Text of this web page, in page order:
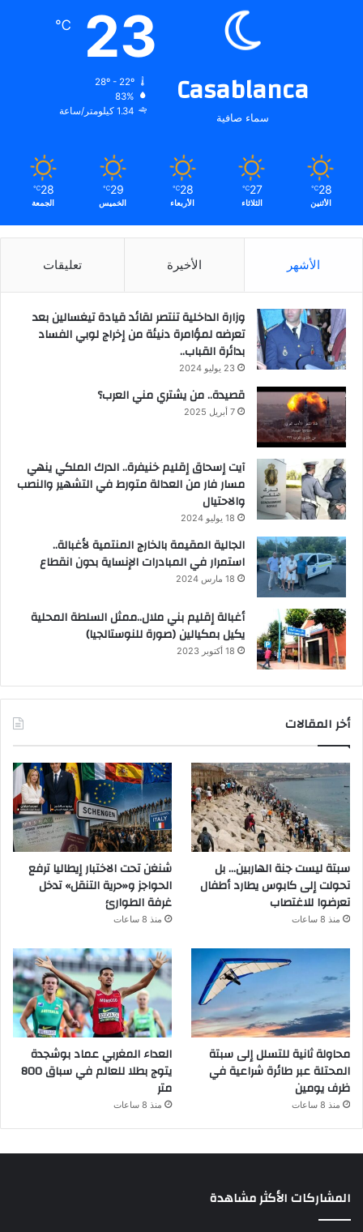
Casablanca
سماء صافية
23
℃
28º - 22º
83%
1.34 كيلومتر/ساعة
28
℃
الأثنين
27
℃
الثلاثاء
28
℃
الأربعاء
29
℃
الخميس
28
℃
الجمعة
الأشهر الأخيرة تعليقات
وزارة الداخلية تنتصر لقائد قيادة تيغسالين بعد
تعرضه لمؤامرة دنيئة من إخراج لوبي الفساد
بدائرة القباب..
23 يوليو 2024
قصيدة.. من يشتري مني العرب؟
7 أبريل 2025
آيت إسحاق إقليم خنيفرة.. الدرك الملكي ينهي
مسار فار من العدالة متورط في التشهير والنصب
والاحتيال
18 يوليو 2024
الجالية المقيمة بالخارج المنتمية لأغبالة..
استمرار في المبادرات الإنساية بدون انقطاع
18 مارس 2024
أغبالة إقليم بني ملال..ممثل السلطة المحلية
يكيل بمكيالين (صورة للنوستالجيا)
18 أكتوبر 2023
أخر المقالات
سبتة ليست جنة الهاربين… بل
تحولت إلى كابوس يطارد أطفال
تعرضوا للاغتصاب
منذ 8 ساعات
شنغن تحت الاختبار إيطاليا ترفع
الحواجز و«حرية التنقل» تدخل
غرفة الطوارئ
منذ 8 ساعات
محاولة ثانية للتسلل إلى سبتة
المحتلة عبر طائرة شراعية في
ظرف يومين
منذ 8 ساعات
العداء المغربي عماد بوشجدة
يتوج بطلا للعالم في سباق 800
متر
منذ 8 ساعات
المشاركات الأكثر مشاهدة